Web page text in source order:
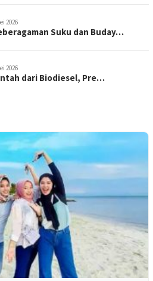
2026
Suku dan Buday…
2026
dari Biodiesel, Pre…